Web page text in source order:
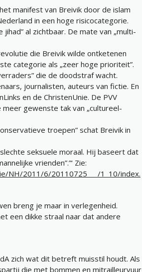
manifest van Breivik door de islam
in een hoge risicocategorie.
al zichtbaar. De mate van „multi-
die Breivik wilde ontketenen
categorie als „zeer hoge prioriteit”.
die de doodstraf wacht.
journalisten, auteurs van fictie. En
en de ChristenUnie. De PVV
gewenste tak van „cultureel-
troepen” schat Breivik in
seksuele moraal. Hij baseert dat
vrienden”.”‘ Zie:
NH/2011/6/20110725___/1_10/index.
breng je maar in verlegenheid.
een dikke straal naar dat andere
zich wat dit betreft muisstil houdt. Als
die met bommen en mitrailleurvuur